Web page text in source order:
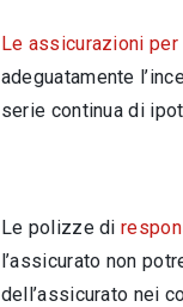
Le assicurazioni
adeguatamente
serie continua di
Le polizze di
l’assicurato non
dell’assicurato nei